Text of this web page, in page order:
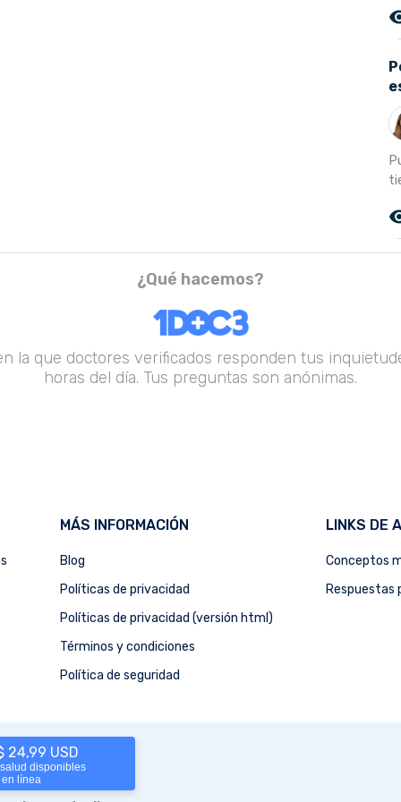
¿Qué hacemos?
la que doctores verificados responden tus
horas del día. Tus preguntas son anónimas.
24,99 USD
disponibles
línea
MÁS INFORMACIÓN
Blog
Políticas de privacidad
Políticas de privacidad (versión html)
Términos y condiciones
Política de seguridad
LINKS DE
Conceptos
Respuestas